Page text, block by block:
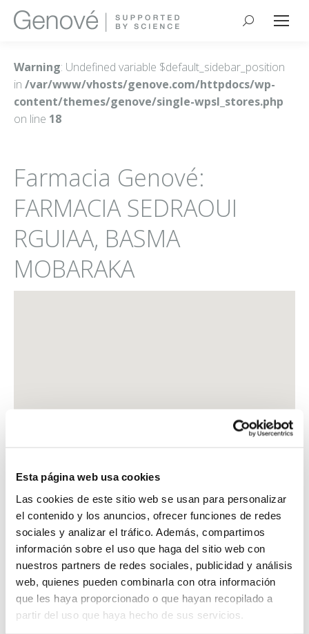
Esta página web usa cookies
Las cookies de este sitio web se usan para personalizar
el contenido y los anuncios, ofrecer funciones de redes
sociales y analizar el tráfico. Además, compartimos
información sobre el uso que haga del sitio web con
nuestros partners de redes sociales, publicidad y análisis
web, quienes pueden combinarla con otra información
que les haya proporcionado o que hayan recopilado a
partir del uso que haya hecho de sus servicios.
Buscar:
Warning: Undefined variable $default_sidebar_position
in /var/www/vhosts/genove.com/httpdocs/wp-
content/themes/genove/single-wpsl_stores.php
on line 18
Farmacia Genové:
FARMACIA SEDRAOUI
RGUIAA, BASMA
MOBARAKA
FARMACIA SEDRAOUI RGUIAA, BASMA MOBARAKA